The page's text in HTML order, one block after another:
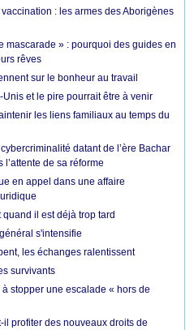
: les armes des Aborigènes
mascarade » : pourquoi des guides en
rêves
sur le bonheur au travail
et le pire pourrait être à venir
les liens familiaux au temps du
datant de l’ère Bachar
de sa réforme
en appel dans une affaire
quand il est déjà trop tard
s'intensifie
les échanges ralentissent
survivants
stopper une escalade « hors de
profiter des nouveaux droits de